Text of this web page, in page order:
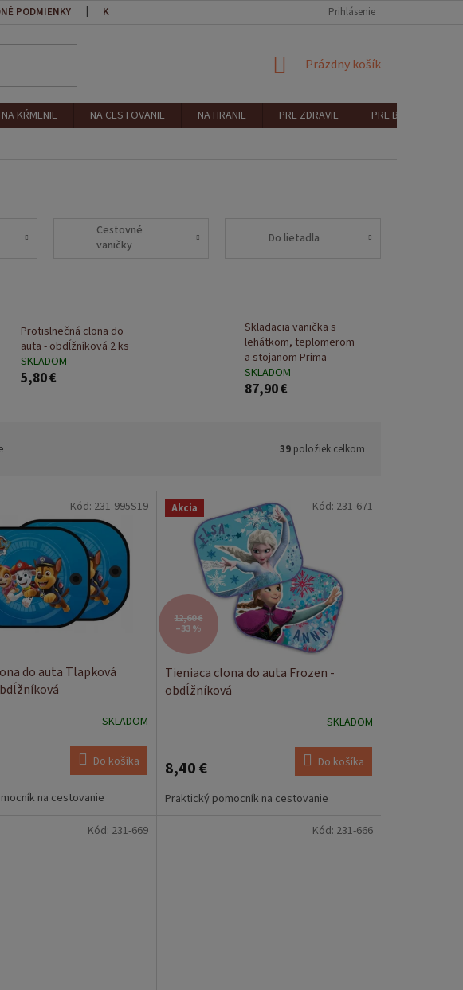
PODMIENKY KONTAKT Prihlásenie
NÁKUPNÝ
Prázdny košík
NA KŔMENIE NA CESTOVANIE NA HRANIE PRE ZDRAVIE
PRE BEZPEČNOSŤ
Cestovné
vaničky
Do lietadla
Protislnečná clona do
auta - obdĺžníková 2 ks
SKLADOM
5,80 €
Skladacia vanička s
lehátkom, teplomerom
a stojanom Prima
SKLADOM
87,90 €
39 položiek celkom
do auta Tlapková
SKLADOM
Do košíka
na cestovanie
Kód: 231-995S19 Akcia
12,60 €
–33 %
Tieniaca clona do auta Frozen -
obdĺžníková
SKLADOM
8,40 € Do košíka
Praktický pomocník na cestovanie
Kód: 231-671
Kód: 231-669 Kód: 231-666